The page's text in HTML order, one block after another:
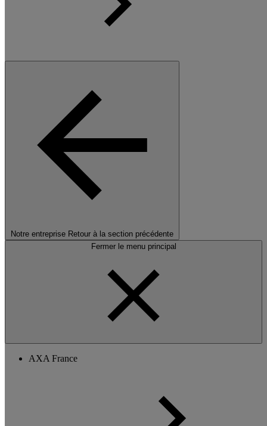
Notre entreprise Retour à la section précédente
Fermer le menu principal
AXA France